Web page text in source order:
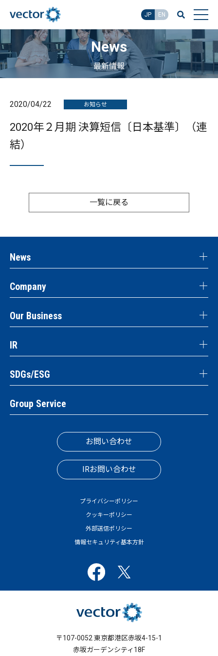
JP EN
News
最新情報
2020/04/22 お知らせ
2020年２月期 決算短信〔日本基準〕（連
結）
一覧に戻る
News
Company
Our Business
IR
SDGs/ESG
Group Service
お問い合わせ
IRお問い合わせ
プライバシーポリシー
クッキーポリシー
外部送信ポリシー
情報セキュリティ基本方針
〒107-0052 東京都港区赤坂4-15-1
赤坂ガーデンシティ18F